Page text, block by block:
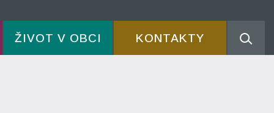
ŽIVOT V OBCI KONTAKTY